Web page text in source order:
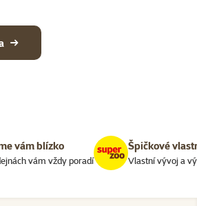
vám blízko
vám vždy poradí
Špičkové
Vlastní vývoj a